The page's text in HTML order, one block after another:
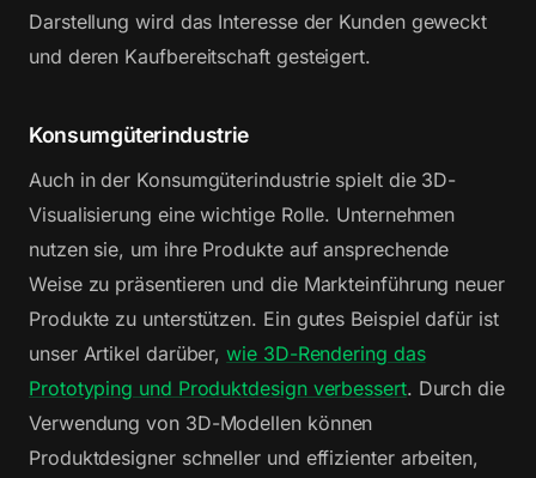
Darstellung wird das Interesse der Kunden geweckt
und deren Kaufbereitschaft gesteigert.
Konsumgüterindustrie
Auch in der Konsumgüterindustrie spielt die 3D-
Visualisierung eine wichtige Rolle. Unternehmen
nutzen sie, um ihre Produkte auf ansprechende
Weise zu präsentieren und die Markteinführung neuer
Produkte zu unterstützen. Ein gutes Beispiel dafür ist
unser Artikel darüber,wie 3D-Rendering das
Prototyping und Produktdesign verbessert. Durch die
Verwendung von 3D-Modellen können
Produktdesigner schneller und effizienter arbeiten,